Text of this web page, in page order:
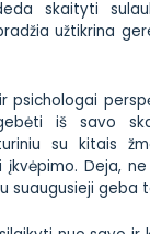
skaityti
užtikrina
psichologai
iš savo
su kitais
įkvėpimo. Deja,
suaugusieji geba